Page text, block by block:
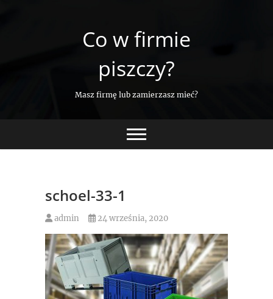
Co w firmie
piszczy?
Masz firmę lub zamierzasz mieć?
schoel-33-1
admin 24 września, 2020